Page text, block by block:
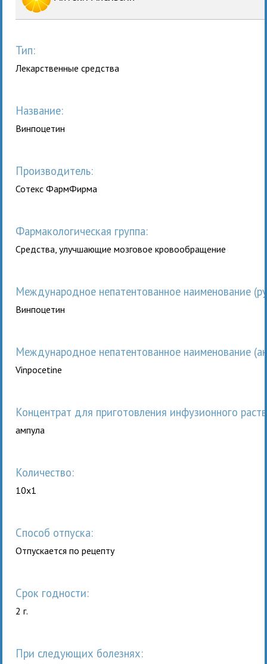
Тип:
Лекарственные средства
Название:
Винпоцетин
Производитель:
Сотекс ФармФирма
Фармакологическая группа:
Средства, улучшающие мозговое кровообращение
Международное непатентованное наименование
Винпоцетин
Международное непатентованное наименование
Vinpocetine
концентрат для приготовления инфузионного
ампула
Количество:
10x1
Способ отпуска:
Отпускается по рецепту
Срок годности:
2 г.
При следующих болезнях: